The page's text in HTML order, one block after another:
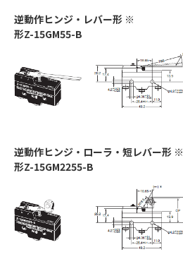
逆動作ヒンジ・レバー形 ※
形Z-15GM55-B
逆動作ヒンジ・ローラ・短レバー形 ※
形Z-15GM2255-B